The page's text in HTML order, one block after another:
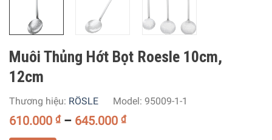
Muôi Thủng Hớt Bọt Roesle 10cm,
12cm
Thương hiệu: RÖSLE Model: 95009-1-1
610.000 ₫– 645.000 ₫